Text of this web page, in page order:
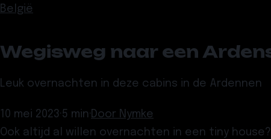
België
Wegisweg naar een
Leuk overnachten in deze cabins in de Ardennen
10 mei 2023·5 min· Door Nymke
Ook altijd al willen overnachten in een tiny